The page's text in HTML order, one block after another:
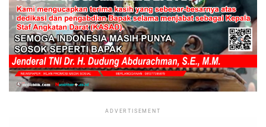
ADVERTISEMENT